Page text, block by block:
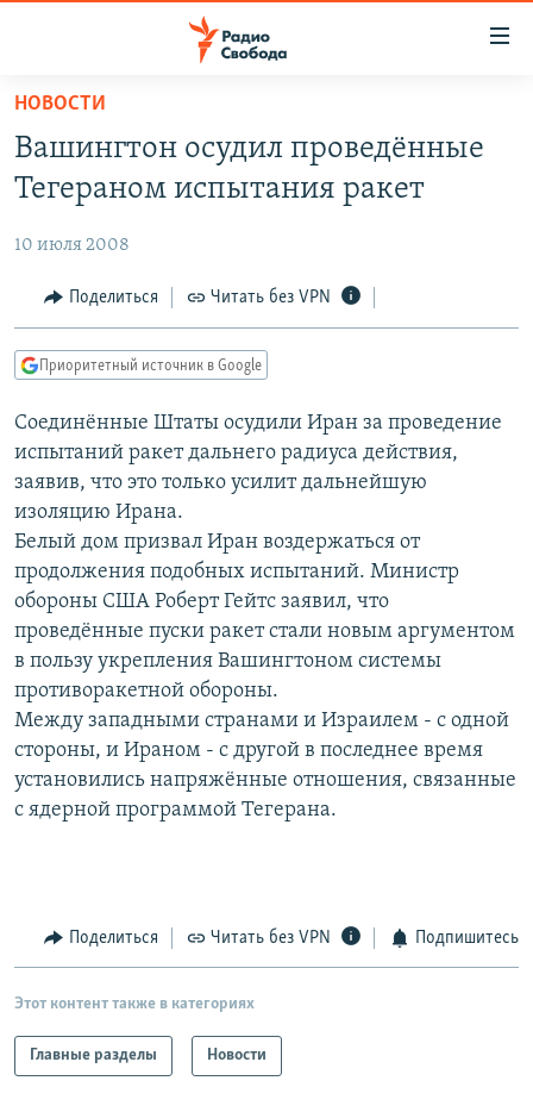
упрощенного
доступа
Вернуться
основному
Вернутся
главной
навигации
Вернутся
поиску
АВТОРСКИЕ ПРОЕКТЫ
ЦИТАТЫ СВОБОДЫ
МНЕНИЯ
IDEL.РЕАЛИИ
КАВКАЗ.РЕАЛИИ
СЕВЕР.РЕАЛИИ
СИБИРЬ.РЕАЛИИ
РАСПИСАНИЕ ВЕЩАНИЯ
ПОДПИШИТЕСЬ НА РАССЫЛКУ
СОЦИАЛЬНЫЕ СЕТИ
Все сайты РСЕ/РС
НОВОСТИ
Вашингтон осудил проведённые
Тегераном испытания ракет
10 июля 2008
Поделиться Читать без VPN
Приоритетный источник в Google
Соединённые Штаты осудили Иран за проведение
испытаний ракет дальнего радиуса действия,
заявив, что это только усилит дальнейшую
изоляцию Ирана.
Белый дом призвал Иран воздержаться от
продолжения подобных испытаний. Министр
обороны США Роберт Гейтс заявил, что
проведённые пуски ракет стали новым аргументом
в пользу укрепления Вашингтоном системы
противоракетной обороны.
Между западными странами и Израилем - с одной
стороны, и Ираном - с другой в последнее время
установились напряжённые отношения, связанные
с ядерной программой Тегерана.
Поделиться Читать без VPN Подпишитесь
Этот контент также в категориях
Главные разделы Новости